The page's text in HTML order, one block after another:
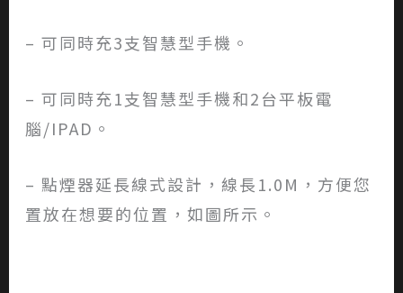
– 可同時充3支智慧型手機。
– 可同時充1支智慧型手機和2台平板電
腦/IPAD。
– 點煙器延長線式設計，線長1.0M，方便您
置放在想要的位置，如圖所示。